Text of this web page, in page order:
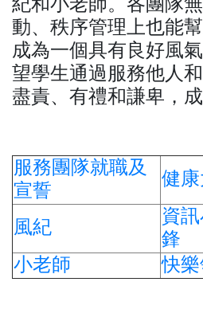
動、秩序管理上也能
成為一個具有良好風
望學生通過服務他人
盡責、有禮和謙卑，
服務團隊就職及
宣誓
健
風紀
資
鋒
小老師
快